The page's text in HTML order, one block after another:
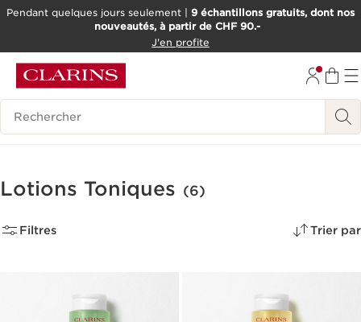
ALLER AU CONTENU
OUTIL D'ACCESSIBILITÉ
Pendant quelques jours seulement | 9 échantillons gratuits, dont nos
nouveautés, à partir de CHF 90.-
J'en profite
Historique des recherches
Lotions Toniques (6)
Filtres Trier par